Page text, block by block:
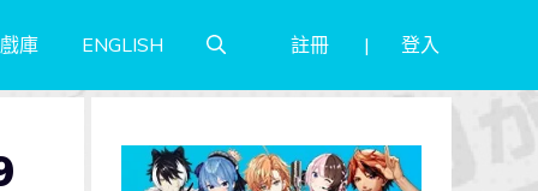
庫 ENGLISH 註冊 登入